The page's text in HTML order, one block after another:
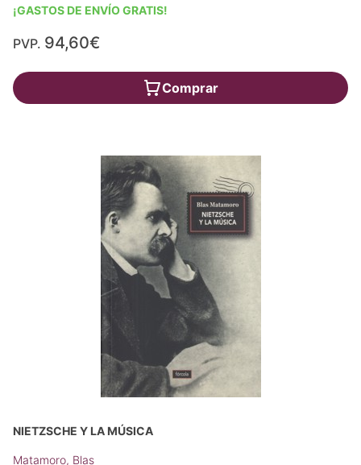
¡GASTOS DE ENVÍO GRATIS!
PVP. 94,60€
Comprar
NIETZSCHE Y LA MÚSICA
Matamoro, Blas